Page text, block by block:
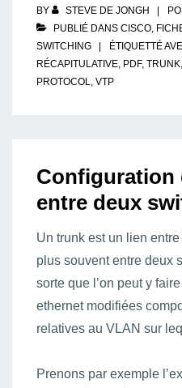
BY STEVE DE JONGH
PUBLIÉ DANS CISCO
SWITCHING
ÉTIQUETTÉ
RÉCAPITULATIVE PDF, TRUNK
PROTOCOL
VTP
Configuration
entre deux
Un trunk est un lien
plus souvent entre deux
sorte que l’on peut y
ethernet modifiées
relatives au VLAN sur
Prenons par exemple